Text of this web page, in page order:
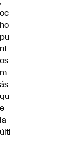
oc
ho
pu
nt
os
m
ás
qu
e
la
últi